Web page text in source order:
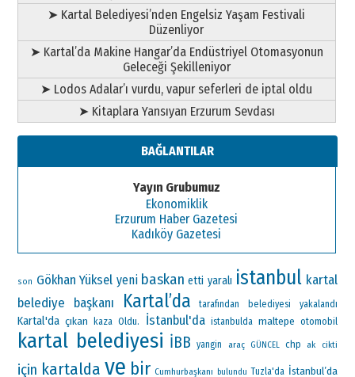
➤ Kartal Belediyesi’nden Engelsiz Yaşam Festivali
Düzenliyor
➤ Kartal’da Makine Hangar’da Endüstriyel Otomasyonun
Geleceği Şekilleniyor
➤ Lodos Adalar’ı vurdu, vapur seferleri de iptal oldu
➤ Kitaplara Yansıyan Erzurum Sevdası
BAĞLANTILAR
Yayın Grubumuz
Ekonomiklik
Erzurum Haber Gazetesi
Kadıköy Gazetesi
son Gökhan Yüksel yeni baskan etti yaralı istanbul kartal
belediye başkanı
Kartal’da tarafından belediyesi yakalandı
Kartal'da çıkan kaza Oldu. İstanbul'da istanbulda maltepe otomobil
kartal belediyesi İBB yangin araç GÜNCEL chp ak cikti
için kartalda ve bir Cumhurbaşkanı bulundu Tuzla'da İstanbul’da